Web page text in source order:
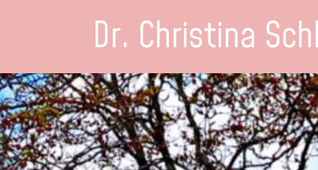
Dr. Christina